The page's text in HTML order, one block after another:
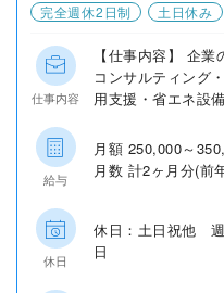
完全週休2日制 土日休み
仕事内容
【仕事内容】 企
コンサルティング
用支援・省エネ設
給与
月額 250,000～
月数 計2ヶ月分(前
休日
休日：土日祝他
日